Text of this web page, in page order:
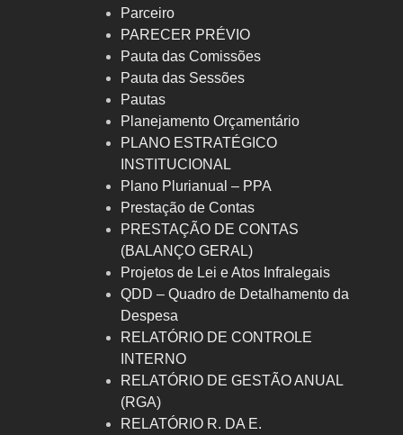
Parceiro
PARECER PRÉVIO
Pauta das Comissões
Pauta das Sessões
Pautas
Planejamento Orçamentário
PLANO ESTRATÉGICO
INSTITUCIONAL
Plano Plurianual – PPA
Prestação de Contas
PRESTAÇÃO DE CONTAS
(BALANÇO GERAL)
Projetos de Lei e Atos Infralegais
QDD – Quadro de Detalhamento da
Despesa
RELATÓRIO DE CONTROLE
INTERNO
RELATÓRIO DE GESTÃO ANUAL
(RGA)
RELATÓRIO R. DA E.